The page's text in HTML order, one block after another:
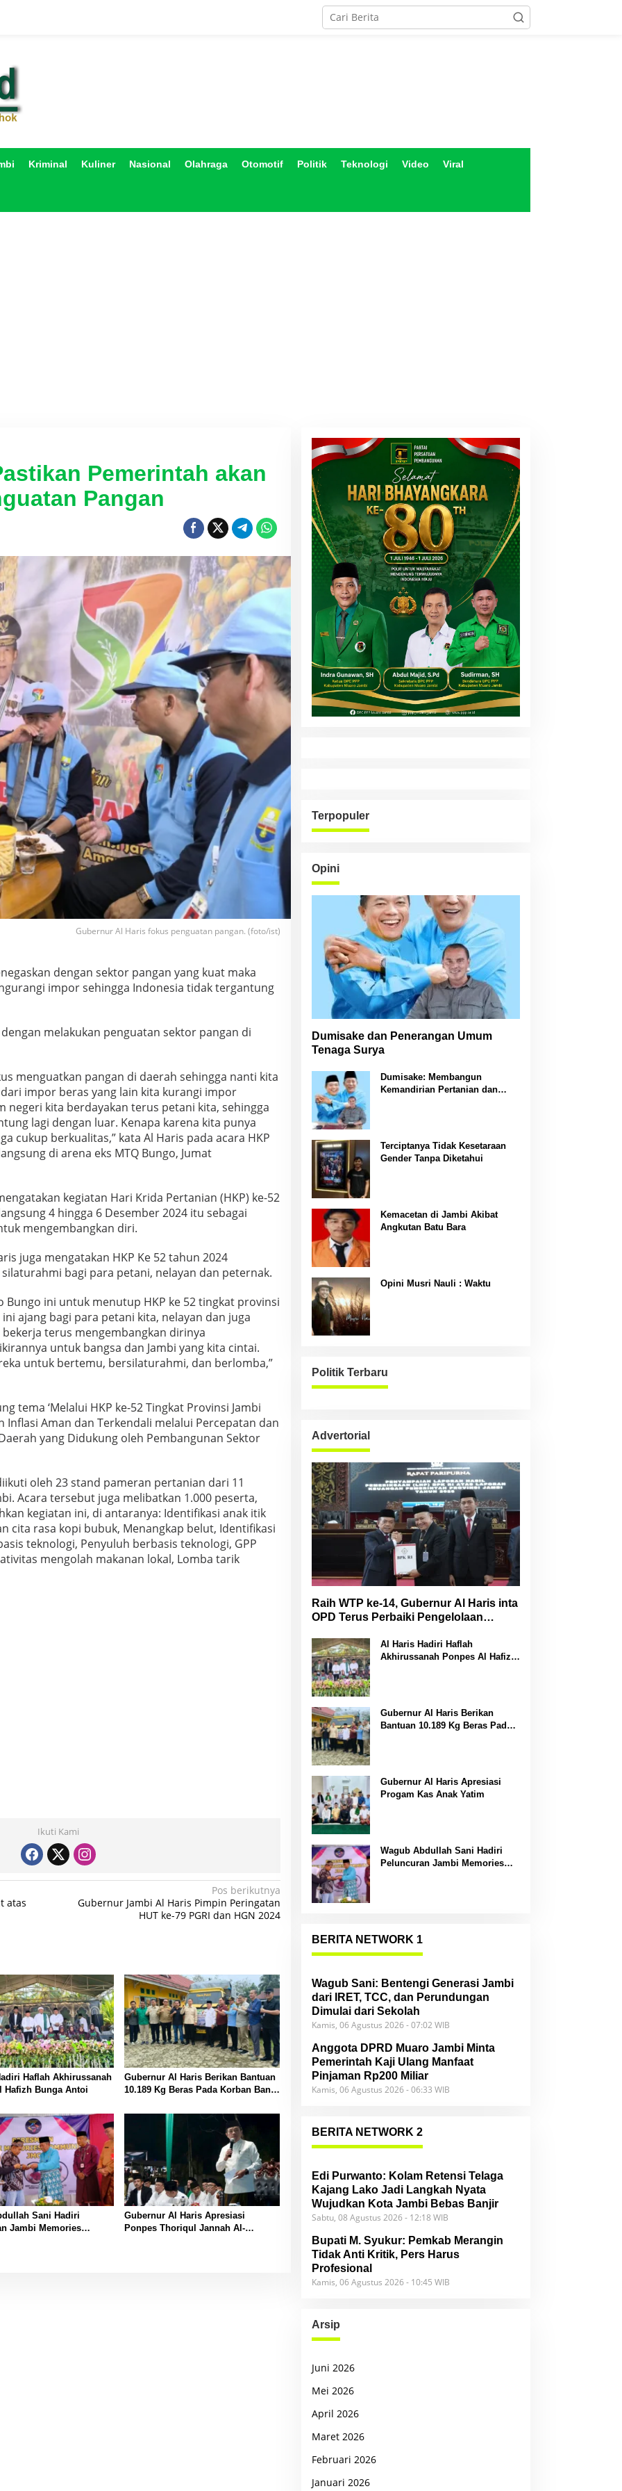
Kriminal Kuliner Nasional Olahraga Otomotif Politik Teknologi Video Viral
Pemerintah akan
Pangan
Gubernur Al Haris fokus penguatan pangan. (foto/ist)
dengan sektor pangan yang kuat maka
impor sehingga Indonesia tidak tergantung
melakukan penguatan sektor pangan di
menguatkan pangan di daerah sehingga nanti kita
impor beras yang lain kita kurangi impor
negeri kita berdayakan terus petani kita, sehingga
lagi dengan luar. Kenapa karena kita punya
cukup berkualitas,” kata Al Haris pada acara HKP
di arena eks MTQ Bungo, Jumat
kegiatan Hari Krida Pertanian (HKP) ke-52
4 hingga 6 Desember 2024 itu sebagai
mengembangkan diri.
juga mengatakan HKP Ke 52 tahun 2024
bagi para petani, nelayan dan peternak.
Bungo ini untuk menutup HKP ke 52 tingkat provinsi
ajang bagi para petani kita, nelayan dan juga
terus mengembangkan dirinya
untuk bangsa dan Jambi yang kita cintai.
untuk bertemu, bersilaturahmi, dan berlomba,”
tema ‘Melalui HKP ke-52 Tingkat Provinsi Jambi
Inflasi Aman dan Terkendali melalui Percepatan dan
yang Didukung oleh Pembangunan Sektor
oleh 23 stand pameran pertanian dari 11
Acara tersebut juga melibatkan 1.000 peserta,
kegiatan ini, di antaranya: Identifikasi anak itik
cita rasa kopi bubuk, Menangkap belut, Identifikasi
teknologi, Penyuluh berbasis teknologi, GPP
mengolah makanan lokal, Lomba tarik
Ikuti Kami
atas
Pos berikutnya
Gubernur Jambi Al Haris Pimpin Peringatan
HUT ke-79 PGRI dan HGN 2024
Haflah Akhirussanah
Hafizh Bunga Antoi
Gubernur Al Haris Berikan Bantuan
10.189 Kg Beras Pada Korban Banjir
Sani Hadiri
Jambi Memories
Gubernur Al Haris Apresiasi
Ponpes Thoriqul Jannah Al-
Terpopuler
Opini
Dumisake dan Penerangan Umum
Tenaga Surya
Dumisake: Membangun
Kemandirian Pertanian dan
Terciptanya Tidak Kesetaraan
Gender Tanpa Diketahui
Kemacetan di Jambi Akibat
Angkutan Batu Bara
Opini Musri Nauli : Waktu
Politik Terbaru
Advertorial
Raih WTP ke-14, Gubernur Al Haris inta
OPD Terus Perbaiki Pengelolaan
Al Haris Hadiri Haflah
Akhirussanah Ponpes Al Hafizh
Gubernur Al Haris Berikan
Bantuan 10.189 Kg Beras Pada
Gubernur Al Haris Apresiasi
Progam Kas Anak Yatim
Wagub Abdullah Sani Hadiri
Peluncuran Jambi Memories
BERITA NETWORK 1
Wagub Sani: Bentengi Generasi Jambi
dari IRET, TCC, dan Perundungan
Dimulai dari Sekolah
Kamis, 06 Agustus 2026 - 07:02 WIB
Anggota DPRD Muaro Jambi Minta
Pemerintah Kaji Ulang Manfaat
Pinjaman Rp200 Miliar
Kamis, 06 Agustus 2026 - 06:33 WIB
BERITA NETWORK 2
Edi Purwanto: Kolam Retensi Telaga
Kajang Lako Jadi Langkah Nyata
Wujudkan Kota Jambi Bebas Banjir
Sabtu, 08 Agustus 2026 - 12:18 WIB
Bupati M. Syukur: Pemkab Merangin
Tidak Anti Kritik, Pers Harus
Profesional
Kamis, 06 Agustus 2026 - 10:45 WIB
Arsip
Juni 2026
Mei 2026
April 2026
Maret 2026
Februari 2026
Januari 2026